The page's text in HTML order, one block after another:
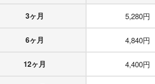
3ヶ月 5,280円
6ヶ月 4,840円
12ヶ月 4,400円